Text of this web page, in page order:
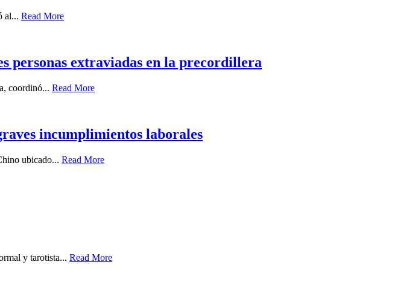
al... Read More
personas extraviadas en la precordillera
coordinó... Read More
incumplimientos laborales
ubicado... Read More
y tarotista... Read More